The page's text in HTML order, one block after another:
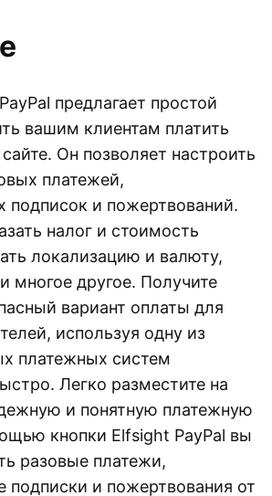
предлагает простой
вашим клиентам платить
Он позволяет настроить
платежей,
подписок и пожертвований.
налог и стоимость
локализацию и валюту,
многое другое. Получите
вариант оплаты для
используя одну из
платежных систем
Легко разместите на
и понятную платежную
кнопки Elfsight PayPal вы
разовые платежи,
подписки и пожертвования от